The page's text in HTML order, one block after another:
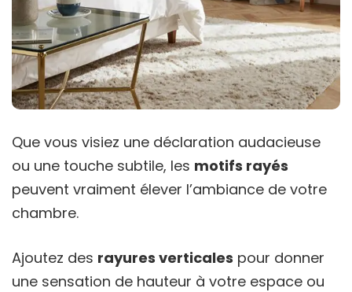
Que vous visiez une déclaration audacieuse
ou une touche subtile, les motifs rayés
peuvent vraiment élever l’ambiance de votre
chambre.
Ajoutez des rayures verticales pour donner
une sensation de hauteur à votre espace ou